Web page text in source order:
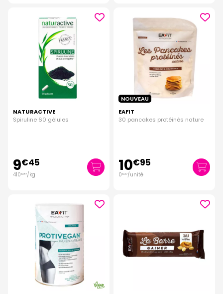
NATURACTIVE
Spiruline 60 gélules
9€45
410€87/kg
NOUVEAU
EAFIT
30 pancakes protéinés nature
10€95
0€37/unité